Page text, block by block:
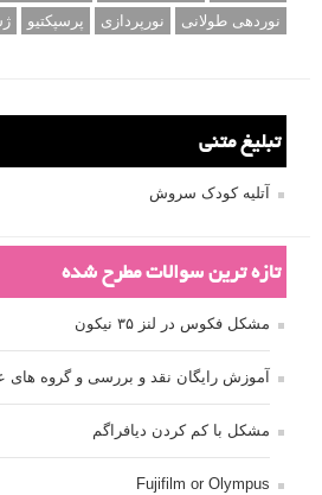
نوردهی طولانی
نورپردازی پرسپکتیو
تبلیغ متنی
آتلیه کودک سروش
تازه ترین سوالات مطرح شده
مشکل فکوس در لنز ۳۵ نیکون
آموزش رایگان نقد و بررسی و گروه های
مشکل با کم کردن دیافراگم
Fujifilm or Olympus